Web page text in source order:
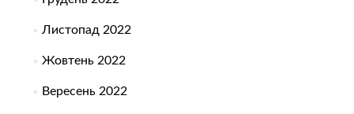
Листопад 2022
Жовтень 2022
Вересень 2022